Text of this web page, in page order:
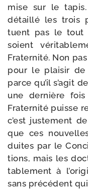
mise sur le
détaillé les trois
tuent pas le tout
soient
Fraternité. Non
pour le plai­sir de
parce qu’il s’agit
une der­nière
Fraternité puisse
c’est jus­te­ment
que ces
duites par le
tions, mais les
ta­ble­ment à
sans pré­cé­dent